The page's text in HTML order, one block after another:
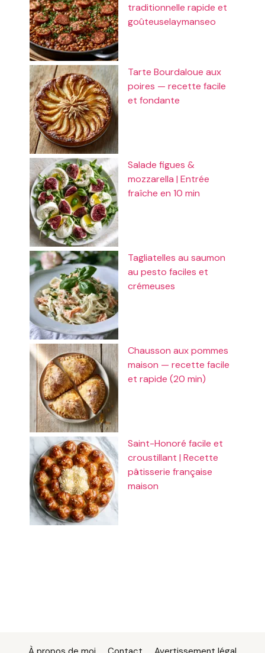
traditionnelle rapide et
goûteuselaymanseo
Tarte Bourdaloue aux
poires — recette facile
et fondante
Salade figues &
mozzarella | Entrée
fraîche en 10 min
Tagliatelles au saumon
au pesto faciles et
crémeuses
Chausson aux pommes
maison — recette facile
et rapide (20 min)
Saint-Honoré facile et
croustillant | Recette
pâtisserie française
maison